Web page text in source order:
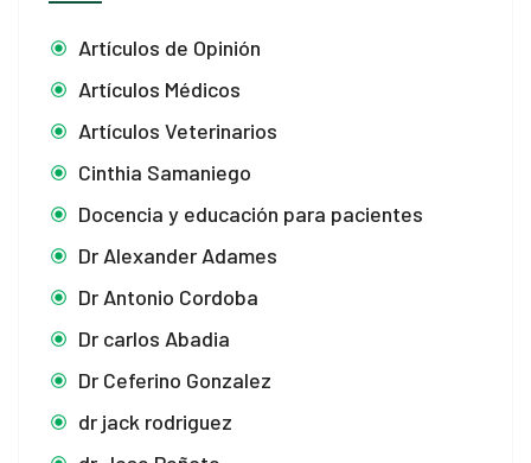
Artículos de Opinión
Artículos Médicos
Artículos Veterinarios
Cinthia Samaniego
Docencia y educación para pacientes
Dr Alexander Adames
Dr Antonio Cordoba
Dr carlos Abadia
Dr Ceferino Gonzalez
dr jack rodriguez